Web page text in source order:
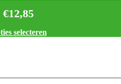
€12,85
selecteren